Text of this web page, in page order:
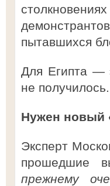
пытавшихся
Для Египта —
не
Нужен новый
Эксперт
прошедшие
прежнему